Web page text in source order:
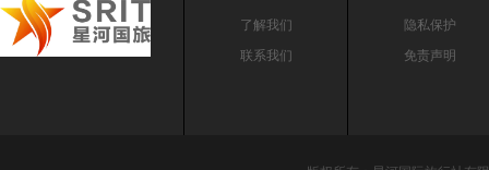
了解我们
联系我们
隐私保护
免责声明